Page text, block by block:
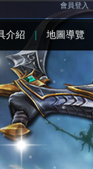
會員登入